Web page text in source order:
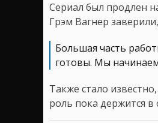
Сериал был продлен
Грэм Вагнер
Большая часть
готовы. Мы
Также стало
роль пока держится в